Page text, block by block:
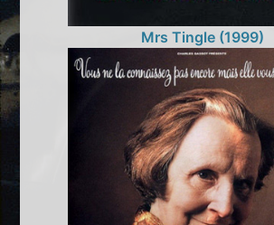
Mrs Tingle (1999)